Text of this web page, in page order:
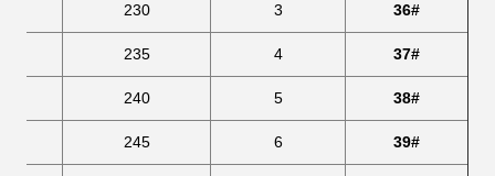
36#
3
230
37#
4
235
38#
5
240
39#
6
245